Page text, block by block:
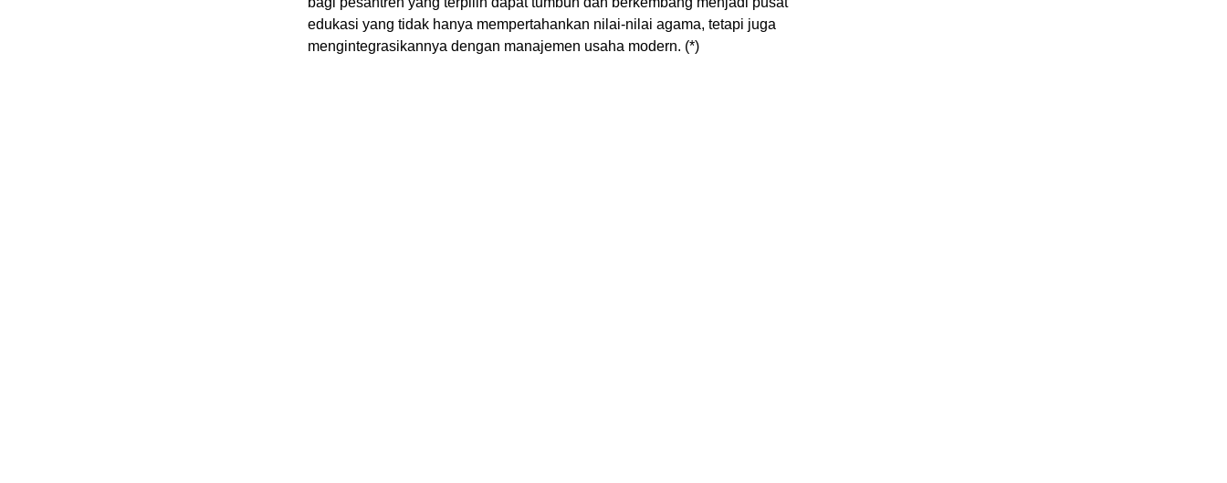
edukasi yang tidak hanya mempertahankan nilai-nilai agama, tetapi juga
mengintegrasikannya dengan manajemen usaha modern. (*)